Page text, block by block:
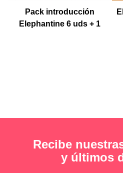
Pack introducción
Elephantine 6 uds + 1
Recibe
y últimos